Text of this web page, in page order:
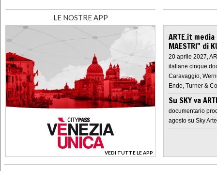
LE NOSTRE APP
VEDI TUTTE LE APP
>
ARTE.it
MAESTRI" di
20 aprile 2027,
italiane cinque
Caravaggio,
Ende, Turner &
Su SKY va
documentario
agosto su Sky Arte